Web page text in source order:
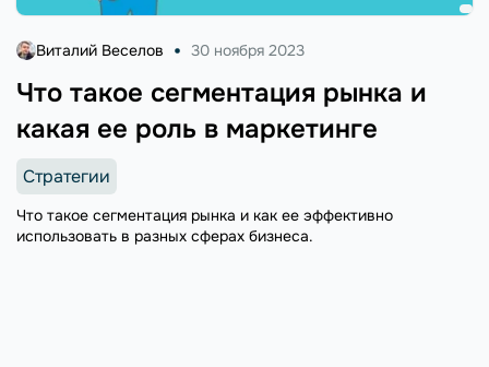
Что такое сегментация рынка и
какая ее роль в маркетинге
Виталий Веселов 30 ноября 2023
Стратегии
Что такое сегментация рынка и как ее эффективно
использовать в разных сферах бизнеса.